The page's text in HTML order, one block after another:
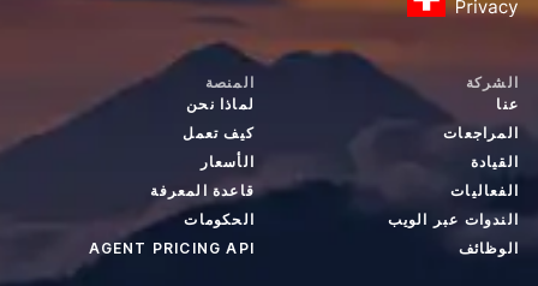
الشركة
عنا
المراجعات
القيادة
الفعاليات
الندوات عبر الويب
الوظائف
المنصة
لماذا نحن
كيف تعمل
الأسعار
قاعدة المعرفة
الحكومات
AGENT PRICING API